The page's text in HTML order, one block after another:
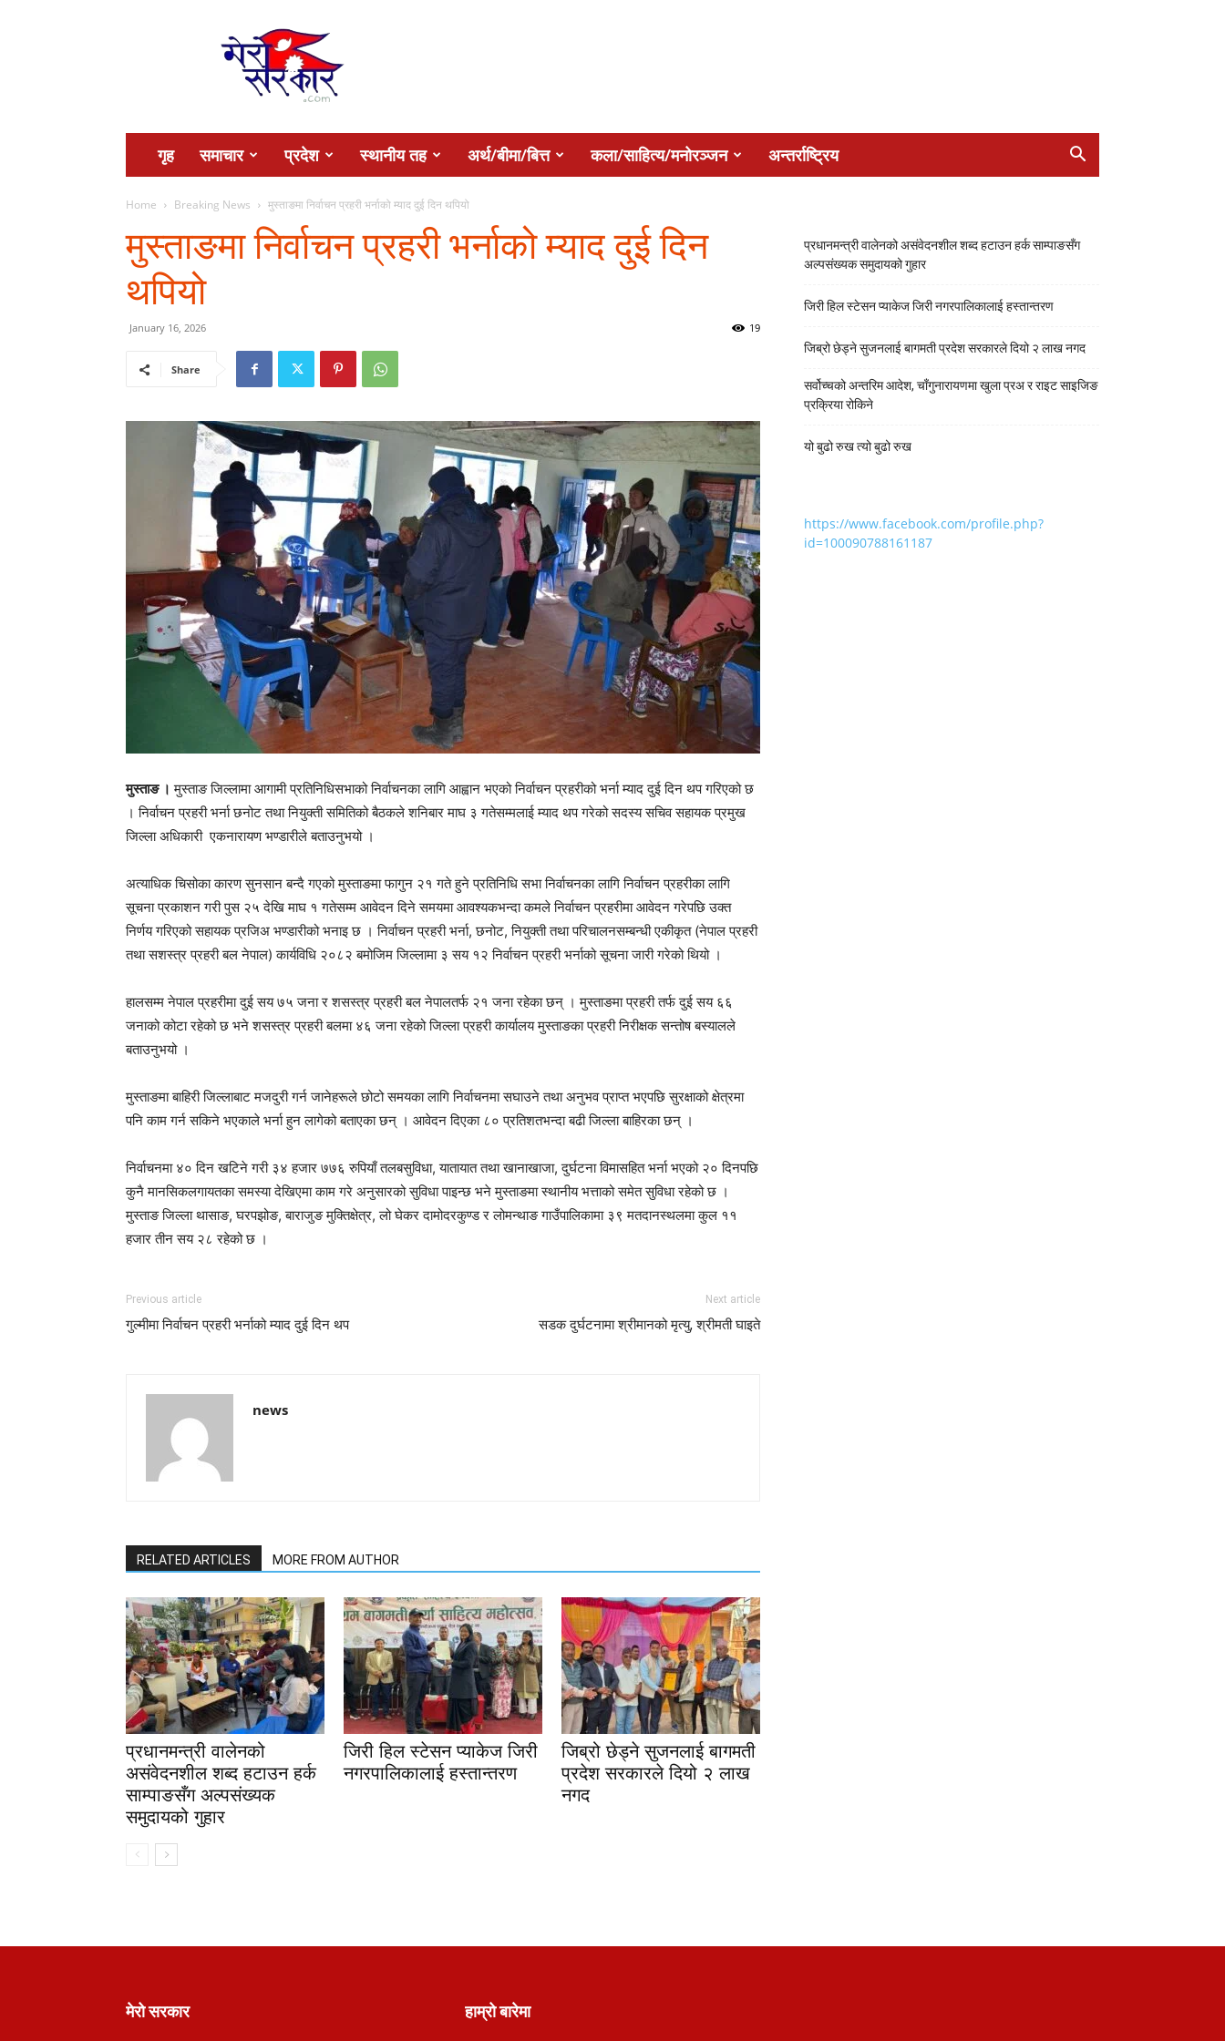
गृह समाचार प्रदेश स्थानीय तह अर्थ/बीमा/बित्त कला/साहित्य/मनोरञ्जन अन्तर्राष्ट्रिय
Home Breaking News मुस्ताङमा निर्वाचन प्रहरी भर्नाको म्याद दुई दिन थपियो
मुस्ताङमा निर्वाचन प्रहरी भर्नाको म्याद दुई दिन
थपियो
January 16, 2026 19
Share
मुस्ताङ । मुस्ताङ जिल्लामा आगामी प्रतिनिधिसभाको निर्वाचनका लागि आह्वान भएको निर्वाचन प्रहरीको भर्ना म्याद दुई दिन थप गरिएको छ
। निर्वाचन प्रहरी भर्ना छनोट तथा नियुक्ती समितिको बैठकले शनिबार माघ ३ गतेसम्मलाई म्याद थप गरेको सदस्य सचिव सहायक प्रमुख
जिल्ला अधिकारी एकनारायण भण्डारीले बताउनुभयो ।
अत्याधिक चिसोका कारण सुनसान बन्दै गएको मुस्ताङमा फागुन २१ गते हुने प्रतिनिधि सभा निर्वाचनका लागि निर्वाचन प्रहरीका लागि
सूचना प्रकाशन गरी पुस २५ देखि माघ १ गतेसम्म आवेदन दिने समयमा आवश्यकभन्दा कमले निर्वाचन प्रहरीमा आवेदन गरेपछि उक्त
निर्णय गरिएको सहायक प्रजिअ भण्डारीको भनाइ छ । निर्वाचन प्रहरी भर्ना, छनोट, नियुक्ती तथा परिचालनसम्बन्धी एकीकृत (नेपाल प्रहरी
तथा सशस्त्र प्रहरी बल नेपाल) कार्यविधि २०८२ बमोजिम जिल्लामा ३ सय १२ निर्वाचन प्रहरी भर्नाको सूचना जारी गरेको थियो ।
हालसम्म नेपाल प्रहरीमा दुई सय ७५ जना र शसस्त्र प्रहरी बल नेपालतर्फ २१ जना रहेका छन् । मुस्ताङमा प्रहरी तर्फ दुई सय ६६
जनाको कोटा रहेको छ भने शसस्त्र प्रहरी बलमा ४६ जना रहेको जिल्ला प्रहरी कार्यालय मुस्ताङका प्रहरी निरीक्षक सन्तोष बस्यालले
बताउनुभयो ।
मुस्ताङमा बाहिरी जिल्लाबाट मजदुरी गर्न जानेहरूले छोटो समयका लागि निर्वाचनमा सघाउने तथा अनुभव प्राप्त भएपछि सुरक्षाको क्षेत्रमा
पनि काम गर्न सकिने भएकाले भर्ना हुन लागेको बताएका छन् । आवेदन दिएका ८० प्रतिशतभन्दा बढी जिल्ला बाहिरका छन् ।
निर्वाचनमा ४० दिन खटिने गरी ३४ हजार ७७६ रुपियाँ तलबसुविधा, यातायात तथा खानाखाजा, दुर्घटना विमासहित भर्ना भएको २० दिनपछि
कुनै मानसिकलगायतका समस्या देखिएमा काम गरे अनुसारको सुविधा पाइन्छ भने मुस्ताङमा स्थानीय भत्ताको समेत सुविधा रहेको छ ।
मुस्ताङ जिल्ला थासाङ, घरपझोङ, बाराजुङ मुक्तिक्षेत्र, लो घेकर दामोदरकुण्ड र लोमन्थाङ गाउँपालिकामा ३९ मतदानस्थलमा कुल ११
हजार तीन सय २८ रहेको छ ।
Previous article
गुल्मीमा निर्वाचन प्रहरी भर्नाको म्याद दुई दिन थप
Next article
सडक दुर्घटनामा श्रीमानको मृत्यु, श्रीमती घाइते
news
RELATED ARTICLES MORE FROM AUTHOR
प्रधानमन्त्री वालेनको
असंवेदनशील शब्द हटाउन हर्क
साम्पाङसँग अल्पसंख्यक
समुदायको गुहार
जिरी हिल स्टेसन प्याकेज जिरी
नगरपालिकालाई हस्तान्तरण
जिब्रो छेड्ने सुजनलाई बागमती
प्रदेश सरकारले दियो २ लाख
नगद
प्रधानमन्त्री वालेनको असंवेदनशील शब्द हटाउन हर्क साम्पाङसँग
अल्पसंख्यक समुदायको गुहार
जिरी हिल स्टेसन प्याकेज जिरी नगरपालिकालाई हस्तान्तरण
जिब्रो छेड्ने सुजनलाई बागमती प्रदेश सरकारले दियो २ लाख नगद
सर्वोच्चको अन्तरिम आदेश, चाँगुनारायणमा खुला प्रअ र राइट साइजिङ
प्रक्रिया रोकिने
यो बुढो रुख त्यो बुढो रुख
https://www.facebook.com/profile.php?
id=100090788161187
मेरो सरकार हाम्रो बारेमा